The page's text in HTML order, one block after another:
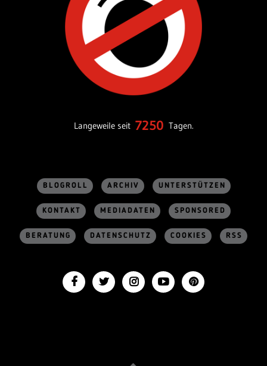
Langeweile seit 7250 Tagen.
BLOGROLL ARCHIV UNTERSTÜTZEN
KONTAKT MEDIADATEN SPONSORED
BERATUNG DATENSCHUTZ COOKIES RSS